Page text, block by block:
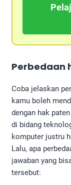
Perbedaan
Coba jelaskan
kamu boleh
dengan hak
di bidang
komputer justru
Lalu, apa
jawaban yang
tersebut: